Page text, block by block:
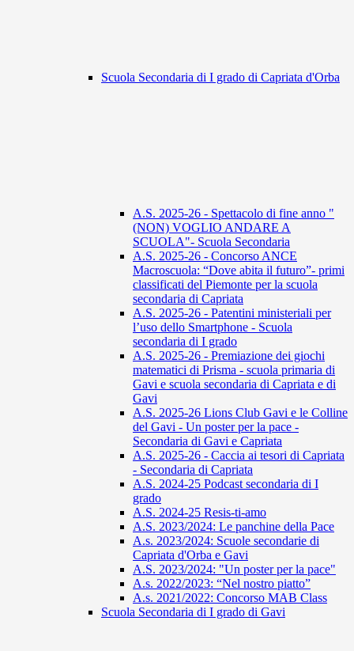
Scuola Secondaria di I grado di Capriata d'Orba
A.S. 2025-26 - Spettacolo di fine anno "
(NON) VOGLIO ANDARE A
SCUOLA"- Scuola Secondaria
A.S. 2025-26 - Concorso ANCE
Macroscuola: “Dove abita il futuro”- primi
classificati del Piemonte per la scuola
secondaria di Capriata
A.S. 2025-26 - Patentini ministeriali per
l’uso dello Smartphone - Scuola
secondaria di I grado
A.S. 2025-26 - Premiazione dei giochi
matematici di Prisma - scuola primaria di
Gavi e scuola secondaria di Capriata e di
Gavi
A.S. 2025-26 Lions Club Gavi e le Colline
del Gavi - Un poster per la pace -
Secondaria di Gavi e Capriata
A.S. 2025-26 - Caccia ai tesori di Capriata
- Secondaria di Capriata
A.S. 2024-25 Podcast secondaria di I
grado
A.S. 2024-25 Resis-ti-amo
A.S. 2023/2024: Le panchine della Pace
A.s. 2023/2024: Scuole secondarie di
Capriata d'Orba e Gavi
A.S. 2023/2024: "Un poster per la pace"
A.s. 2022/2023: “Nel nostro piatto”
A.s. 2021/2022: Concorso MAB Class
Scuola Secondaria di I grado di Gavi